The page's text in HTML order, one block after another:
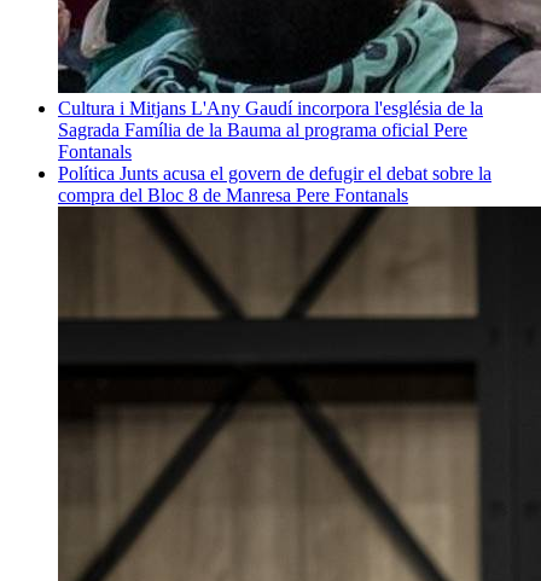
Cultura i Mitjans L'Any Gaudí incorpora l'església de la
Sagrada Família de la Bauma al programa oficial Pere
Fontanals
Política Junts acusa el govern de defugir el debat sobre la
compra del Bloc 8 de Manresa Pere Fontanals